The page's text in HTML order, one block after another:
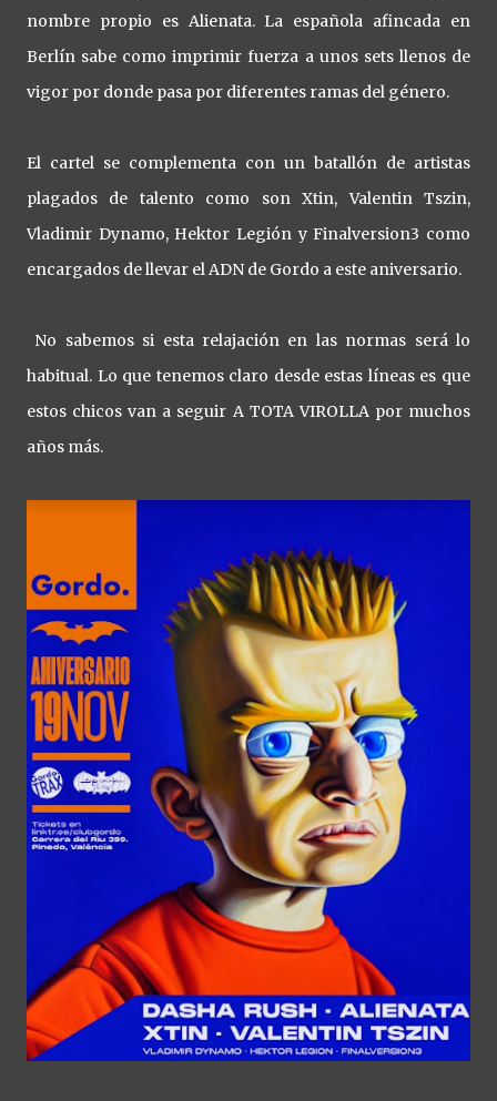
nombre propio es Alienata. La española afincada en
Berlín sabe como imprimir fuerza a unos sets llenos de
vigor por donde pasa por diferentes ramas del género.
El cartel se complementa con un batallón de artistas
plagados de talento como son Xtin, Valentin Tszin,
Vladimir Dynamo, Hektor Legión y Finalversion3 como
encargados de llevar el ADN de Gordo a este aniversario.
No sabemos si esta relajación en las normas será lo
habitual. Lo que tenemos claro desde estas líneas es que
estos chicos van a seguir A TOTA VIROLLA por muchos
años más.